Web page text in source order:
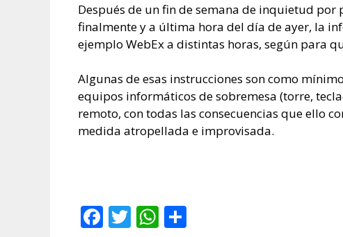
Después de un fin de semana de inquietud
finalmente y a última hora del día de ayer, la
ejemplo WebEx a distintas horas, según para
Algunas de esas instrucciones son como
equipos informáticos de sobremesa (torre,
remoto, con todas las consecuencias que ello
medida atropellada e improvisada.
F T W